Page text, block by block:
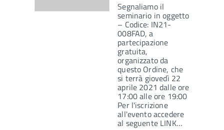
Segnaliamo il
seminario in oggetto
– Codice: IN21-
008FAD, a
partecipazione
gratuita,
organizzato da
questo Ordine, che
si terrà giovedì 22
aprile 2021 dalle ore
17:00 alle ore 19:00
Per l'iscrizione
all'evento accedere
al seguente LINK…